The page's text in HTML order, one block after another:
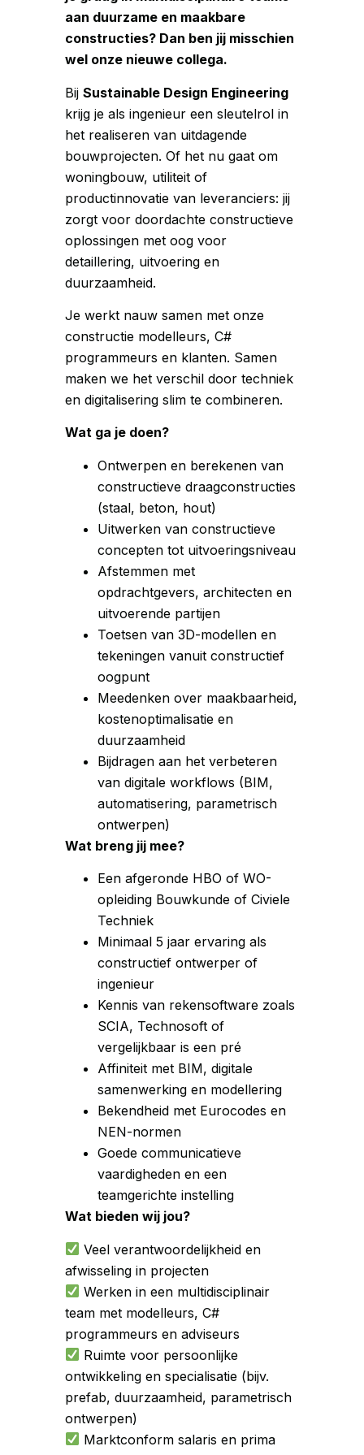
aan duurzame en maakbare
constructies? Dan ben jij misschien
wel onze nieuwe collega.
Bij Sustainable Design Engineering
krijg je als ingenieur een sleutelrol in
het realiseren van uitdagende
bouwprojecten. Of het nu gaat om
woningbouw, utiliteit of
productinnovatie van leveranciers: jij
zorgt voor doordachte constructieve
oplossingen met oog voor
detaillering, uitvoering en
duurzaamheid.
Je werkt nauw samen met onze
constructie modelleurs, C#
programmeurs en klanten. Samen
maken we het verschil door techniek
en digitalisering slim te combineren.
Wat ga je doen?
Ontwerpen en berekenen van
constructieve draagconstructies
(staal, beton, hout)
Uitwerken van constructieve
concepten tot uitvoeringsniveau
Afstemmen met
opdrachtgevers, architecten en
uitvoerende partijen
Toetsen van 3D-modellen en
tekeningen vanuit constructief
oogpunt
Meedenken over maakbaarheid,
kostenoptimalisatie en
duurzaamheid
Bijdragen aan het verbeteren
van digitale workflows (BIM,
automatisering, parametrisch
ontwerpen)
Wat breng jij mee?
Een afgeronde HBO of WO-
opleiding Bouwkunde of Civiele
Techniek
Minimaal 5 jaar ervaring als
constructief ontwerper of
ingenieur
Kennis van rekensoftware zoals
SCIA, Technosoft of
vergelijkbaar is een pré
Affiniteit met BIM, digitale
samenwerking en modellering
Bekendheid met Eurocodes en
NEN-normen
Goede communicatieve
vaardigheden en een
teamgerichte instelling
Wat bieden wij jou?
Veel verantwoordelijkheid en
afwisseling in projecten
Werken in een multidisciplinair
team met modelleurs, C#
programmeurs en adviseurs
Ruimte voor persoonlijke
ontwikkeling en specialisatie (bijv.
prefab, duurzaamheid, parametrisch
ontwerpen)
Marktconform salaris en prima